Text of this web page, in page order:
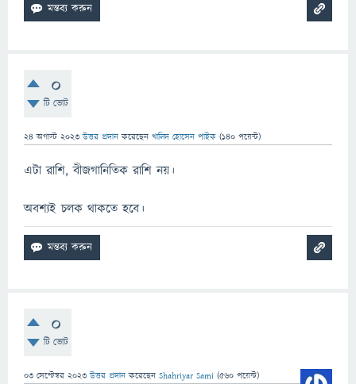
0
টি ভোট
24 অগাস্ট 2023 উত্তর প্রদান করেছেন খালিদ হোসেন পাইক (140 পয়েন্ট)
এটা রাশি, বীজগানিতিক রাশি নয়।
অবশ্যই চলক থাকতে হবে।
0
টি ভোট
03 সেপ্টেম্বর 2023 উত্তর প্রদান করেছেন Shahriyar Sami (560 পয়েন্ট)